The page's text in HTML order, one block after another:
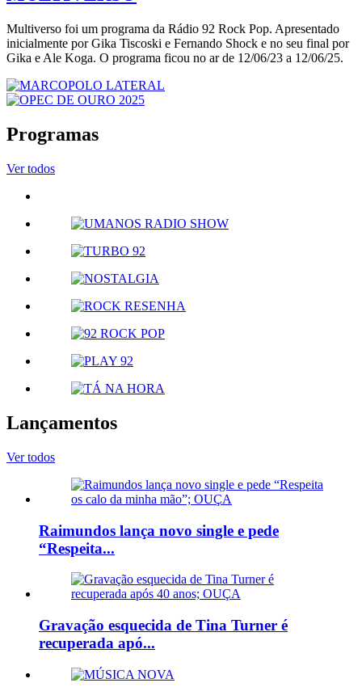
Multiverso foi um programa da Rádio 92 Rock Pop. Apresentado
inicialmente por Gika Tiscoski e Fernando Shock e no seu final por
Gika e Ale Koga. O programa ficou no ar de 12/06/23 a 12/06/25.
Programas
Ver todos
Lançamentos
Ver todos
Raimundos lança novo single e pede
“Respeita...
Gravação esquecida de Tina Turner é
recuperada apó...